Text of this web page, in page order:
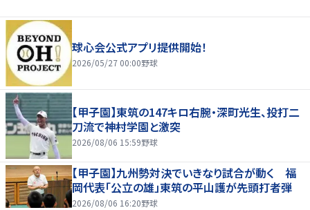
球心会公式アプリ提供開始！
2026/05/27 00:00野球
【甲子園】東筑の147キロ右腕・深町光生、投打二
刀流で神村学園と激突
2026/08/06 15:59野球
【甲子園】九州勢対決でいきなり試合が動く 福
岡代表「公立の雄」東筑の平山護が先頭打者弾
2026/08/06 16:20野球